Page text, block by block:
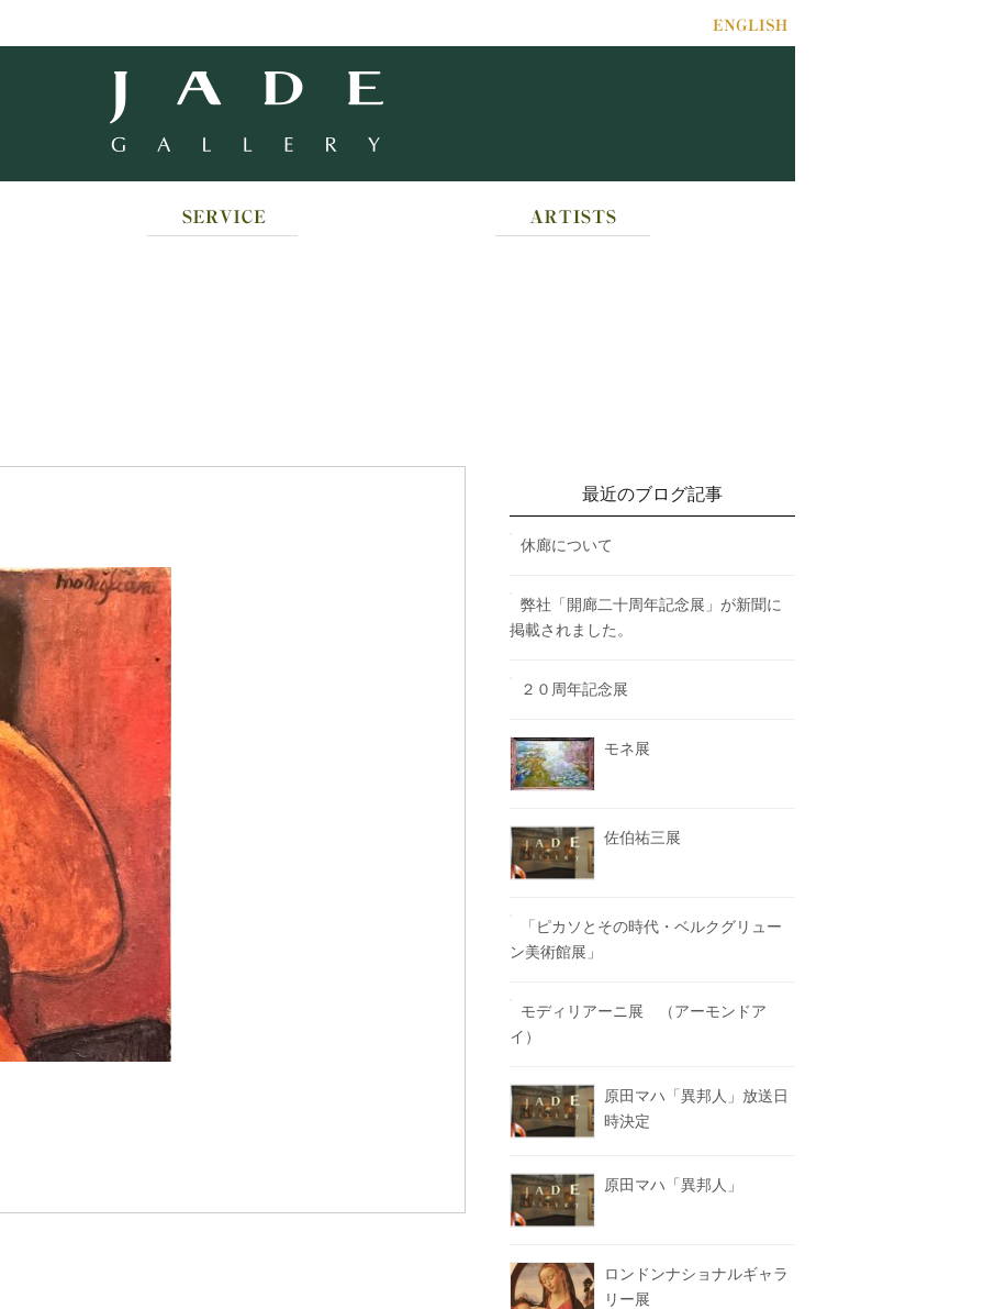
最近のブログ記事
休廊について
弊社「開廊二十周年記念展」が新聞に
掲載されました。
２０周年記念展
モネ展
佐伯祐三展
「ピカソとその時代・ベルクグリュー
ン美術館展」
モディリアーニ展 （アーモンドア
イ）
原田マハ「異邦人」放送日
時決定
原田マハ「異邦人」
ロンドンナショナルギャラ
リー展